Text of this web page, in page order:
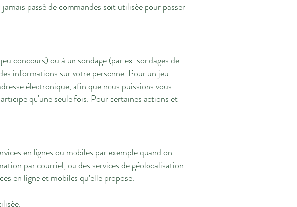
passé de commandes soit utilisée pour passer
concours) ou à un sondage (par ex. sondages de
informations sur votre personne. Pour un jeu
électronique, afin que nous puissions vous
qu'une seule fois. Pour certaines actions et
en lignes ou mobiles par exemple quand on
par courriel, ou des services de géolocalisation.
en ligne et mobiles qu’elle propose.